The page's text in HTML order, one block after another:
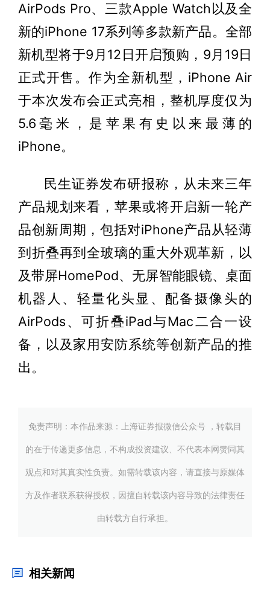
AirPods Pro、三款Apple Watch以及全
新的iPhone 17系列等多款新产品。全部
新机型将于9月12日开启预购，9月19日
正式开售。作为全新机型，iPhone Air
于本次发布会正式亮相，整机厚度仅为
5.6毫米，是苹果有史以来最薄的
iPhone。
民生证券发布研报称，从未来三年
产品规划来看，苹果或将开启新一轮产
品创新周期，包括对iPhone产品从轻薄
到折叠再到全玻璃的重大外观革新，以
及带屏HomePod、无屏智能眼镜、桌面
机器人、轻量化头显、配备摄像头的
AirPods、可折叠iPad与Mac二合一设
备，以及家用安防系统等创新产品的推
出。
免责声明：本作品来源：上海证券报微信公众号 ，转载目
的在于传递更多信息，不构成投资建议、不代表本网赞同其
观点和对其真实性负责。如需转载该内容，请直接与原媒体
方及作者联系获得授权，因擅自转载该内容导致的法律责任
由转载方自行承担。
相关新闻